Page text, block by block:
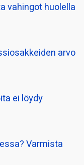
vahingot huolella
arvo
ei löydy
Varmista